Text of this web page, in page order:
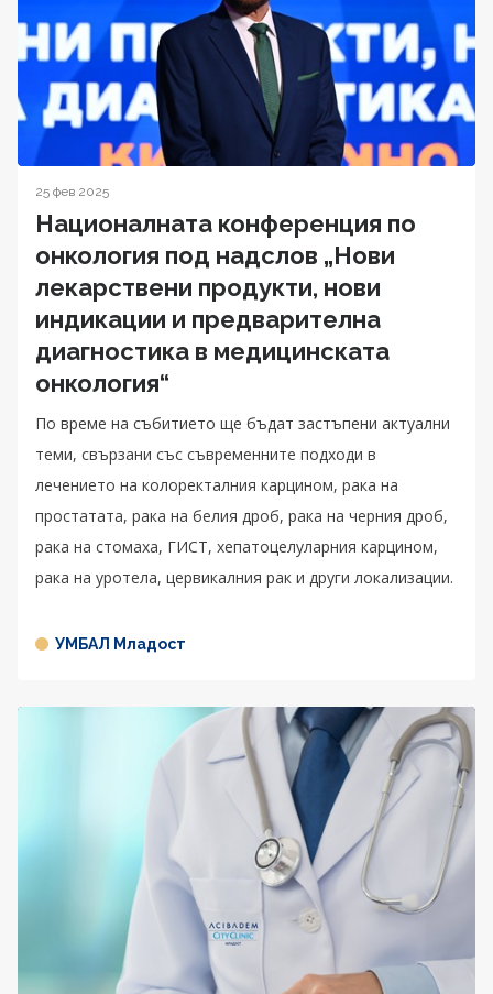
25 фев 2025
Националната конференция по
онкология под надслов „Нови
лекарствени продукти, нови
индикации и предварителна
диагностика в медицинската
онкология“
По време на събитието ще бъдат застъпени актуални
теми, свързани със съвременните подходи в
лечението на колоректалния карцином, рака на
простатата, рака на белия дроб, рака на черния дроб,
рака на стомаха, ГИСТ, хепатоцелуларния карцином,
рака на уротела, цервикалния рак и други локализации.
УМБАЛ Младост